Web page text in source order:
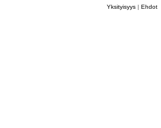
Yksityisyys | Ehdot